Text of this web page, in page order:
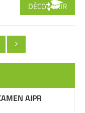
DÉCOUVRIR

AIPR